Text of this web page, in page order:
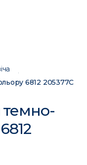
6812 205377C
темно-